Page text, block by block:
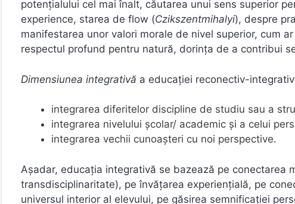
potenţialului cel mai înalt, căutarea unui sens superior
experience, starea de flow (Czikszentmihalyi), despre
manifestarea unor valori morale de nivel superior, cum
respectul profund pentru natură, dorința de a contribui
Dimensiunea integrativă a educației reconectiv-
integrarea diferitelor discipline de studiu sau a
integrarea nivelului şcolar/ academic şi a celui
integrarea vechii cunoaşteri cu noi perspective.
Aşadar, educaţia integrativă se bazează pe conectarea
transdisciplinaritate), pe învăţarea experienţială, pe
universul interior al elevului, pe găsirea semnificaţiei